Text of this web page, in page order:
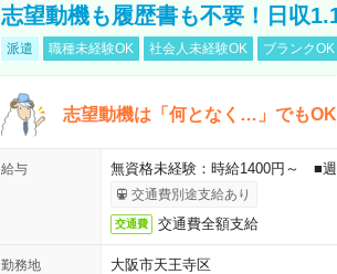
志望動機も履歴書も不要！日収
派遣 職種未経験OK 社会人未経験OK ブランクOK
志望動機は「何となく…」でも
給与 無資格未経験：時給1400円～ ■
交通費別途支給あり
交通費 交通費全額支給
勤務地
大阪市天王寺区